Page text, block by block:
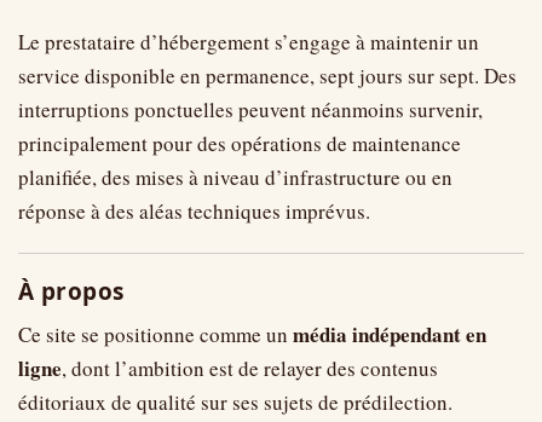
Le prestataire d’hébergement s’engage à maintenir un
service disponible en permanence, sept jours sur sept. Des
interruptions ponctuelles peuvent néanmoins survenir,
principalement pour des opérations de maintenance
planifiée, des mises à niveau d’infrastructure ou en
réponse à des aléas techniques imprévus.
À propos
Ce site se positionne comme un média indépendant en
ligne, dont l’ambition est de relayer des contenus
éditoriaux de qualité sur ses sujets de prédilection.